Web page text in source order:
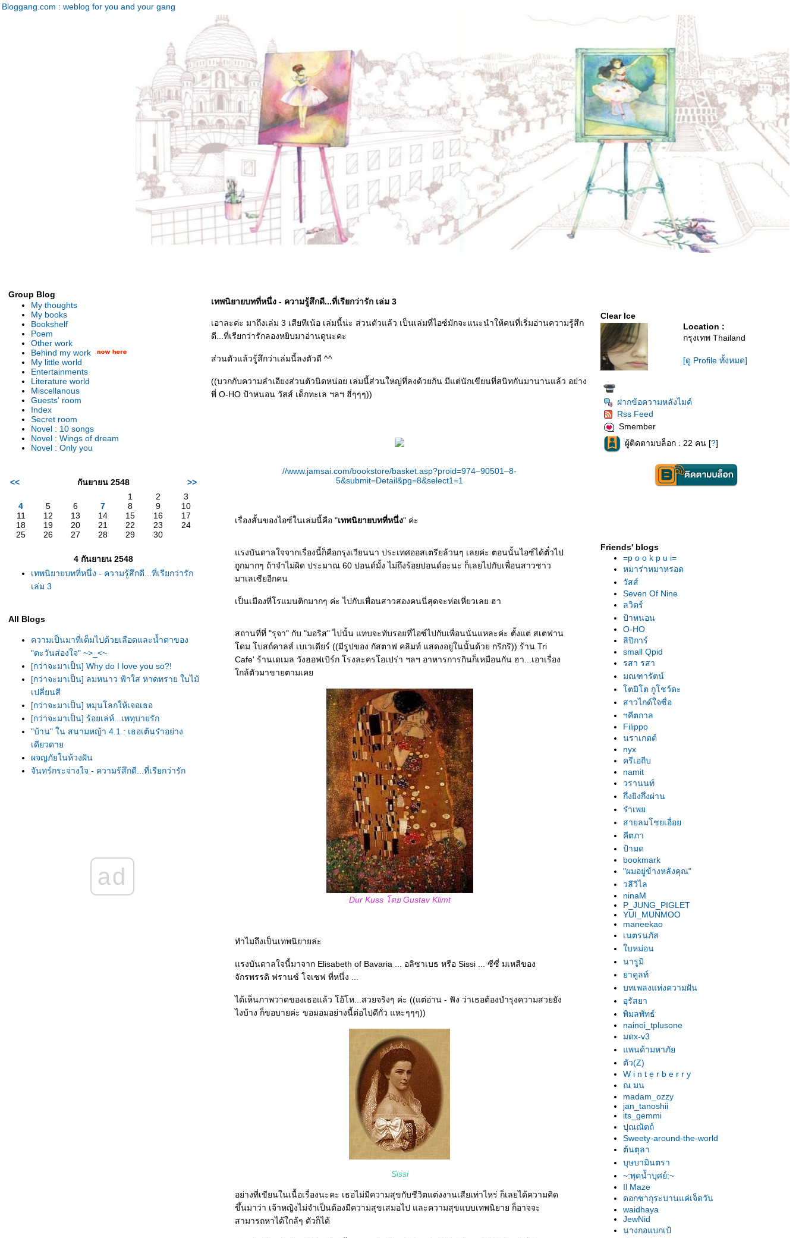
Bloggang.com : weblog for you and your gang
Group Blog
My thoughts
My books
Bookshelf
Poem
Other work
Behind my work
My little world
Entertainments
Literature world
Miscellanous
Guests' room
Index
Secret room
Novel : 10 songs
Novel : Wings of dream
Novel : Only you
<< กันยายน 2548
>>
1
2
3
4
5 6 7 8 9
10
11
12 13 14 15 16
17
18
19 20 21 22 23
24
25
26 27 28 29 30
4 กันยายน 2548
เทพนิยายบทที่หนึ่ง - ความรู้สึกดี...ที่เรียกว่ารัก
เล่ม 3
All Blogs
ความเป็นมาที่เต็มไปด้วยเลือดและน้ำตาของ
"ตะวันส่องใจ" ~>_<~
[กว่าจะมาเป็น] Why do I love you so?!
[กว่าจะมาเป็น] ลมหนาว ฟ้าใส หาดทราย ใบไม้
เปลี่ยนสี
[กว่าจะมาเป็น] หมุนโลกให้เจอเธอ
[กว่าจะมาเป็น] ร้อยเล่ห์...เพทุบายรัก
"บ้าน" ใน สนามหญ้า 4.1 : เธอเต้นรำอย่าง
เดียวดา
ผจญภัยในห้วงฝัน
จันทร์กระจ่างใจ - ความรู้สึกดี...ที่เรียกว่ารัก
ดวงตะวันในดวงใจ - ความรู้สึกดี...ที่เรียกว่ารัก
ad
เทพนิยายบทที่หนึ่ง - ความรู้สึกดี...ที่เรียกว่ารัก เล่ม 3
เอาละค่ะ มาถึงเล่ม 3 เสียทีเน้อ เล่มนี้น่ะ ส่วนตัวแล้ว เป็นเล่มที่ไอซ์มักจะแนะนำให้คนที่เริ่มอ่านความรู้สึก
ดี...ที่เรียกว่ารักลองหยิบมาอ่านดูนะคะ
ส่วนตัวแล้วรู้สึกว่าเล่มนี้ลงตัวดี ^^
((บวกกับความลำเอียงส่วนตัวนิดหน่อย เล่มนี้ส่วนใหญ่ที่ลงด้วยกัน มีแต่นักเขียนที่สนิทกันมานานแล้ว อย่าง
พี่ O-HO ป้าหนอน วัสส์ เด็กทะเล ฯลฯ ฮี่ๆๆๆ))
//www.jamsai.com/bookstore/basket.asp?proid=974–90501–8-
5&submit=Detail&pg=8&select1=1
เรื่องสั้นของไอซ์ในเล่มนี้คือ "เทพนิยายบทที่หนึ่ง" ค่ะ
รงบันดาลใจจากเรื่องนี้ก็คือกรุงเวียนนา ประเทศออสเตรียล้วนๆ เลยค่ะ ตอนนั้นไอซ์ได้ตั๋วไป
ถูกมากๆ ถ้าจำไม่ผิด ประมาณ 60 ปอนด์มั้ง ไม่ถึงร้อยปอนด์อะนะ ก็เลยไปกับเพื่อนสาวชาว
มาเลเซียอีกคน
เป็นเมืองที่โรแมนติกมากๆ ค่ะ ไปกับเพื่อนสาวสองคนนี่สุดจะห่อเหี่ยวเลย ฮา
สถานที่ที่ "รุจา" กับ "มอริส" ไปนั้น แทบจะทับรอยที่ไอซ์ไปกับเพื่อนนั่นแหละค่ะ ตั้งแต่ สเตฟาน
ดม โบสถ์คาลส์ เบเวเดียร์ ((มีรูปของ กัสตาฟ คลิมท์ แสดงอยู่ในนั้นด้วย กริกริ)) ร้าน Tri
Cafe' ร้านเดเมล วังฮอฟเบิร์ก โรงละครโอเปร่า ฯลฯ อาหารการกินก็เหมือนกัน ฮา...เอาเรื่อง
กล้ตัวมาขายตามเค
Dur Kuss โดย Gustav Klimt
ทำไมถึงเป็นเทพนิยายล่ะ
รงบันดาลใจนี้มาจาก Elisabeth of Bavaria ... อลิซาเบธ หรือ Sissi ... ซีซี่ มเหสีของ
จักรพรรดิ ฟรานซ์ โจเซฟ ที่หนึ่ง ...
ได้เห็นภาพวาดของเธอแล้ว โอ้โห...สวยจริงๆ ค่ะ ((แต่อ่าน - ฟัง ว่าเธอต้องบำรุงความสวยยัง
ไงบ้าง ก็ขอบายค่ะ ขอมอมอย่างนี้ต่อไปดีกั่ว แหะๆๆๆ))
Sissi
อย่างที่เขียนในเนื้อเรื่องนะคะ เธอไม่มีความสุขกับชีวิตแต่งงานเสียเท่าไหร่ ก็เลยได้ความคิด
ขึ้นมาว่า เจ้าหญิงไม่จำเป็นต้องมีความสุขเสมอไป และความสุขแบบเทพนิยาย ก็อาจจะ
สามารถหาได้ใกล้ๆ ตัวก็ได้
Clear Ice
Location :
กรุงเทพ Thailand
[ดู Profile ทั้งหมด]
ฝากข้อความหลังไมค์
Rss Feed
Smember
ผู้ติดตามบล็อก : 22 คน [?]
Friends' blogs
=p o o k p u i=
หมาร่าหมาหรอด
วัสส์
Seven Of Nine
ลวิตร์
ป้าหนอน
O-HO
ลิปิการ์
small Qpid
รสา รสา
มณฑารัตน์
ตมิโต กูโชว์ดะ
สาวไกด์ใจซื่อ
ฯคีตกาล
Filippo
นราเกตต์
nyx
ครีเอถีบ
namit
วรานนท์
กึ่งยิงกึ่งผ่าน
รำเพ
สายลมโชยเอื่อ
คีตภา
ป้ามด
bookmark
"ผมอยู่ข้างหลังคุณ"
วลีวิไล
ninaM
P_JUNG_PIGLET
YUI_MUNMOO
maneekao
เนตรนภัส
บหม่อน
นารูมิ
าคูลท์
บทเพลงแห่งความฝัน
อุรัสยา
พิมลพัทธ์
nainoi_tplusone
มดx-v3
พนด้ามหาภั
ตัว(Z)
W i n t e r b e r r y
ณ มน
madam_ozzy
jan_tanoshii
its_gemmi
ปุณณัตถ์
Sweety-around-the-world
ต้นตุลา
บุษบามินตรา
~:พุดน้ำบุศย์:~
Il Maze
ดอกซากุระบานแค่เจ็ดวัน
waidhaya
JewNid
นางกอแบกเป้